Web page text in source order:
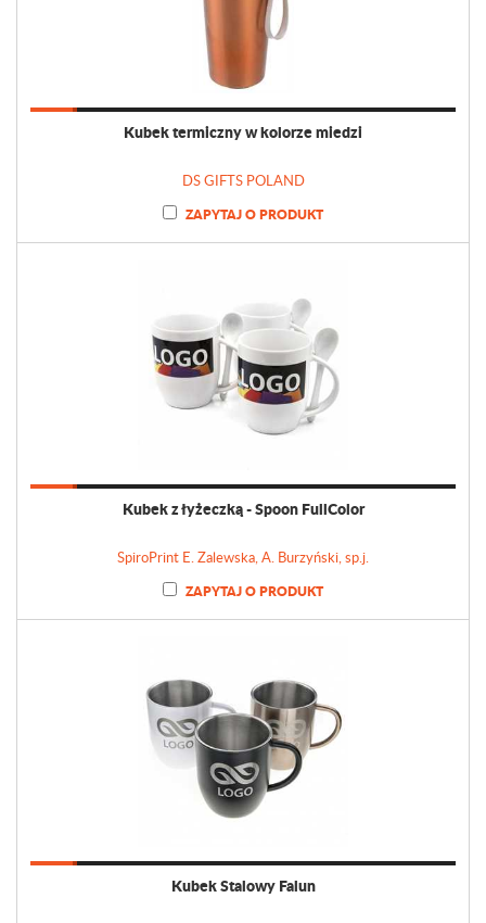
Kubek termiczny w kolorze miedzi
DS GIFTS POLAND
ZAPYTAJ O PRODUKT
Kubek z łyżeczką - Spoon FullColor
SpiroPrint E. Zalewska, A. Burzyński, sp.j.
ZAPYTAJ O PRODUKT
Kubek Stalowy Falun